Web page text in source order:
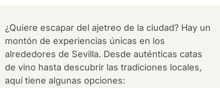
¿Quiere escapar del ajetreo de la ciudad? Hay un
montón de experiencias únicas en los
alrededores de Sevilla. Desde auténticas catas
de vino hasta descubrir las tradiciones locales,
aquí tiene algunas opciones: